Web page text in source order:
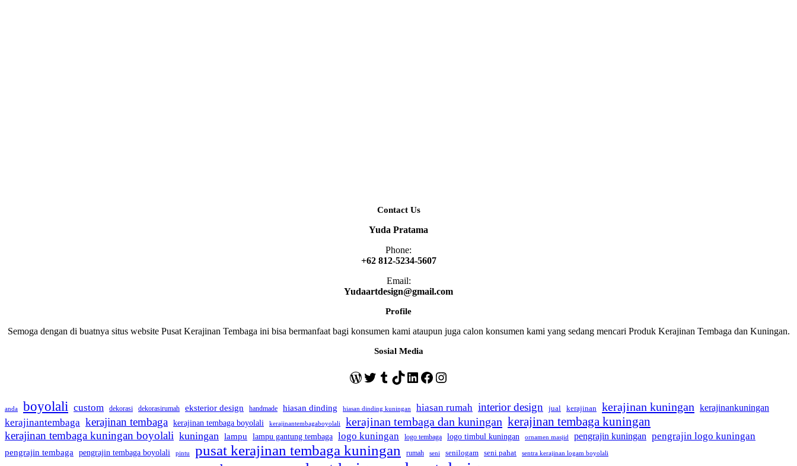
Contact Us
Yuda Pratama
Phone:
+62 812-5234-5607
Email:
Yudaartdesign@gmail.com
Profile
Semoga dengan di buatnya situs website Pusat Kerajinan Tembaga ini bisa bermanfaat bagi konsumen kami ataupun juga calon konsumen kami yang sedang mencari Produk Kerajinan Tembaga dan Kuningan.
Sosial Media
WordPress
Twitter
Tumblr
TikTok
LinkedIn
Facebook
Instagram
anda boyolali custom dekorasi dekorasirumah eksterior design handmade hiasan dinding hiasan dinding kuningan hiasan rumah interior design jual kerajinan kerajinan kuningan kerajinankuningan
kerajinantembaga kerajinan tembaga kerajinan tembaga boyolali kerajinantembagaboyolali kerajinan tembaga dan kuningan kerajinan tembaga kuningan
kerajinan tembaga kuningan boyolali kuningan lampu lampu gantung tembaga logo kuningan logo tembaga logo timbul kuningan ornamen masjid pengrajin kuningan pengrajin logo kuningan
pengrajin tembaga pengrajin tembaga boyolali pintu pusat kerajinan tembaga kuningan rumah seni senilogam seni pahat sentra kerajinan logam boyolali